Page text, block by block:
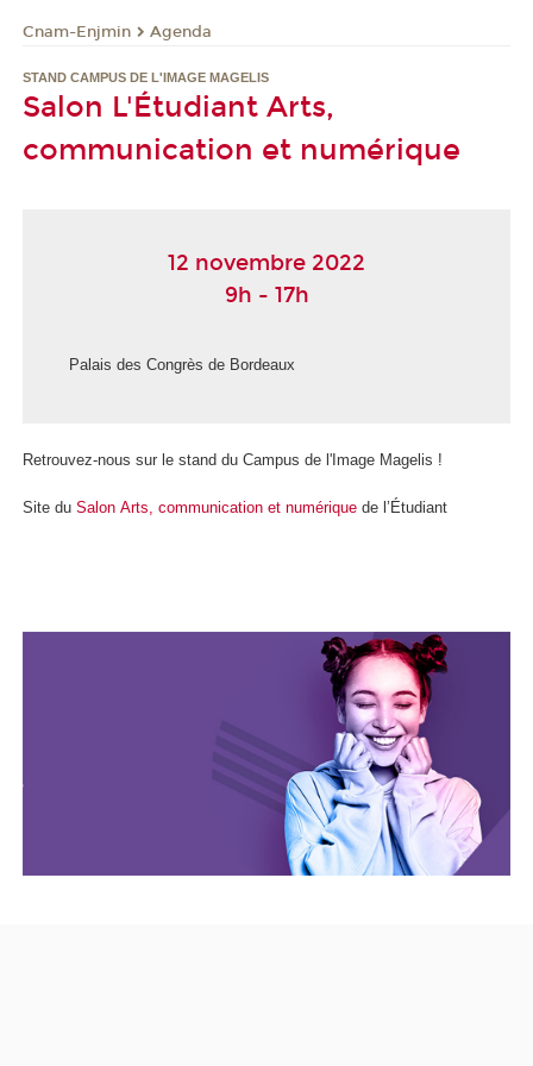
Cnam-Enjmin Agenda
STAND CAMPUS DE L'IMAGE MAGELIS
Salon L'Étudiant Arts,
communication et numérique
12 novembre 2022
9h - 17h
Palais des Congrès de Bordeaux
Retrouvez-nous sur le stand du Campus de l'Image Magelis !
Site du Salon Arts, communication et numérique de l’Étudiant